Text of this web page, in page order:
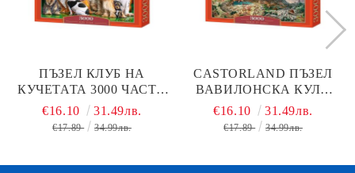
ПЪЗЕЛ КЛУБ НА
КУЧЕТАТА 3000 ЧАСТИ
CASTORLAND 300501
€16.10 31.49лв.
€17.89 34.99лв.
CASTORLAND ПЪЗЕЛ
ВАВИЛОНСКА КУЛА
3000 ЧАСТИ 300563
€16.10 31.49лв.
€17.89 34.99лв.